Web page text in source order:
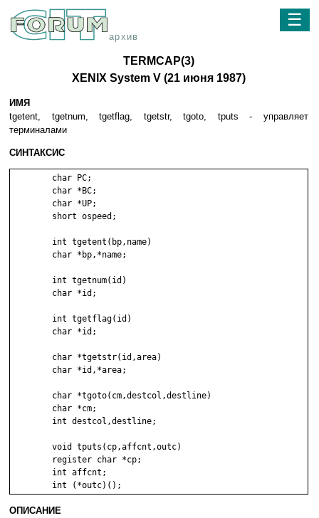
архив
☰
TERMCAP(3)
XENIX System V (21 июня 1987)
ИМЯ
tgetent, tgetnum, tgetflag, tgetstr, tgoto, tputs - yпpaвляeт
тepминaлaми
СИНТАКСИС
ОПИСАНИЕ